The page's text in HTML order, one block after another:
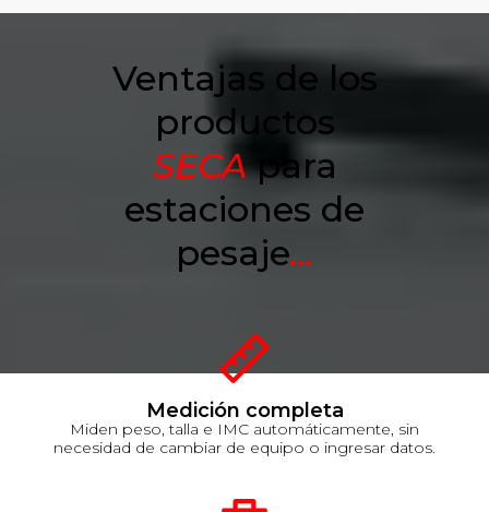
Ventajas de los
productos
SECApara
estaciones de
pesaje...
Medición completa
Miden peso, talla e IMC automáticamente, sin
necesidad de cambiar de equipo o ingresar datos.